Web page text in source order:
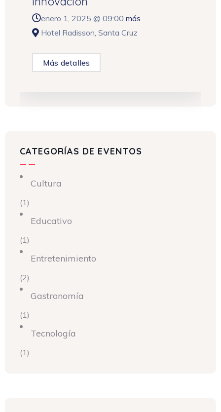
enero 1, 2025 @ 09:00 más
Hotel Radisson, Santa Cruz
Más detalles
CATEGORÍAS DE EVENTOS
Cultura
(1)
Educativo
(1)
Entretenimiento
(2)
Gastronomía
(1)
Tecnología
(1)